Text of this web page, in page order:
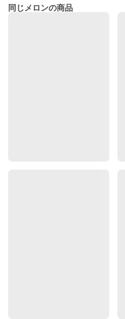
同じメロンの商品